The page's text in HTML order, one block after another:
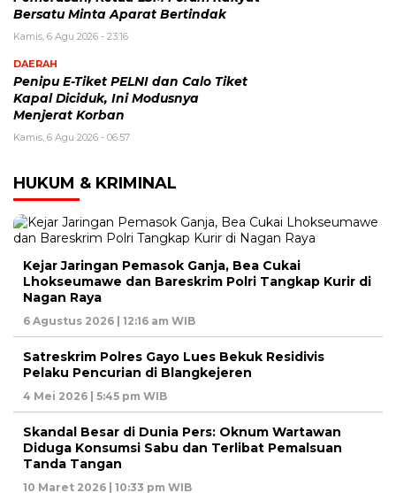
Bersatu Minta Aparat Bertindak
Kamis, 6 Agu 2026 - 23:16
DAERAH
Penipu E-Tiket PELNI dan Calo Tiket
Kapal Diciduk, Ini Modusnya
Menjerat Korban
Kamis, 6 Agu 2026 - 06:57
HUKUM & KRIMINAL
Kejar Jaringan Pemasok Ganja, Bea Cukai
Lhokseumawe dan Bareskrim Polri Tangkap Kurir di
Nagan Raya
6 Agustus 2026 | 12:16 am WIB
Satreskrim Polres Gayo Lues Bekuk Residivis
Pelaku Pencurian di Blangkejeren
4 Mei 2026 | 5:45 pm WIB
Skandal Besar di Dunia Pers: Oknum Wartawan
Diduga Konsumsi Sabu dan Terlibat Pemalsuan
Tanda Tangan
10 Maret 2026 | 10:33 pm WIB